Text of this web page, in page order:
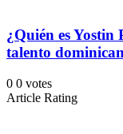
¿Quién es Yostin
talento
0 0 votes
Article Rating